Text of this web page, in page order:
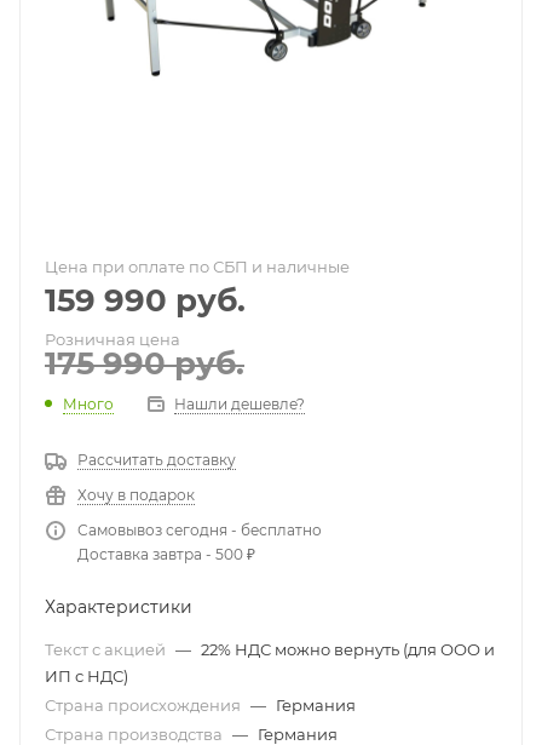
Цена при оплате по СБП и наличные
159 990 руб.
Розничная цена
175 990руб.
Много Нашли дешевле?
Рассчитать доставку
Хочу в подарок
Самовывоз сегодня - бесплатно
Доставка завтра - 500 ₽
Характеристики
Текст с акцией — 22% НДС можно вернуть (для ООО и
ИП с НДС)
Страна происхождения — Германия
Страна производства — Германия